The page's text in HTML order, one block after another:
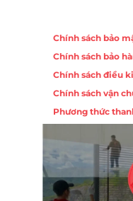
Chính sách bảo
Chính sách bảo
Chính sách điều
Chính sách vận
Phương thức